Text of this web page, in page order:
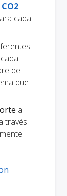
cada
de
que
al
través